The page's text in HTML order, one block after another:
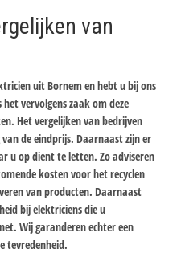
van
uit Bornem en hebt u bij ons
vervolgens zaak om deze
Het vergelijken van bedrijven
de eindprijs. Daarnaast zijn er
u op dient te letten. Zo adviseren
kosten voor het recyclen
van producten. Daarnaast
bij elektriciens die u
Wij garanderen echter een
tevredenheid.